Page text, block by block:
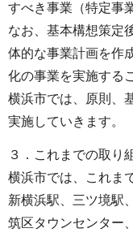
すべき事業（特定事
なお、基本構想策定
体的な事業計画を作
化の事業を実施する
横浜市では、原則、
実施していきます。
３．これまでの取り
横浜市では、これま
新横浜駅、三ツ境駅
筑区タウンセンター